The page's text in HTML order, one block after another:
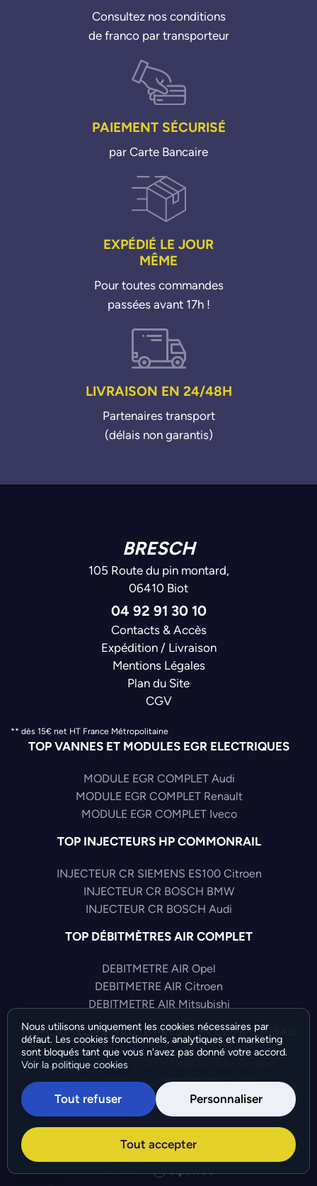
Consultez nos conditions
de franco par transporteur
PAIEMENT SÉCURISÉ
par Carte Bancaire
EXPÉDIÉ LE JOUR
MÊME
Pour toutes commandes
passées avant 17h !
LIVRAISON EN 24/48H
Partenaires transport
(délais non garantis)
BRESCH
105 Route du pin montard,
06410 Biot
04 92 91 30 10
Contacts & Accès
Expédition / Livraison
Mentions Légales
Plan du Site
CGV
** dès 15€ net HT France Métropolitaine
TOP VANNES ET MODULES EGR ELECTRIQUES
MODULE EGR COMPLET Audi
MODULE EGR COMPLET Renault
MODULE EGR COMPLET Iveco
TOP INJECTEURS HP COMMONRAIL
INJECTEUR CR SIEMENS ES100 Citroen
INJECTEUR CR BOSCH BMW
INJECTEUR CR BOSCH Audi
TOP DÉBITMÈTRES AIR COMPLET
DEBITMETRE AIR Opel
DEBITMETRE AIR Citroen
DEBITMETRE AIR Mitsubishi
TOP CAPTEURS HAUTE PRESSION COMMONRAIL
CAPTEUR PRESS COMMONRAIL Alfa-Romeo
CAPTEUR PRESS COMMONRAIL Iveco
CAPTEUR PRESS COMMONRAIL Audi
©Bresch SAS - Copyright 2026 - Tous droits réservés -
Préférences de cookies-Gérer mes cookies
Nous utilisons uniquement les cookies nécessaires par
défaut. Les cookies fonctionnels, analytiques et marketing
sont bloqués tant que vous n'avez pas donné votre accord.
Voir la politique cookies
Tout refuser Personnaliser
Tout accepter